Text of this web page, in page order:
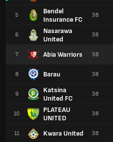
5
Bendel
Insurance FC
6
Nasarawa
United
7 Abia Warriors
8 Barau
9
Katsina
United FC
10
PLATEAU
UNITED
11 Kwara United
38
38
38
38
38
38
38